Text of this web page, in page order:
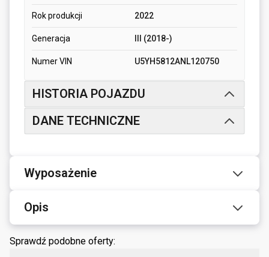
Rok produkcji 2022
Generacja III (2018-)
Numer VIN U5YH5812ANL120750
HISTORIA POJAZDU
DANE TECHNICZNE
Wyposażenie
Opis
Sprawdź podobne oferty: